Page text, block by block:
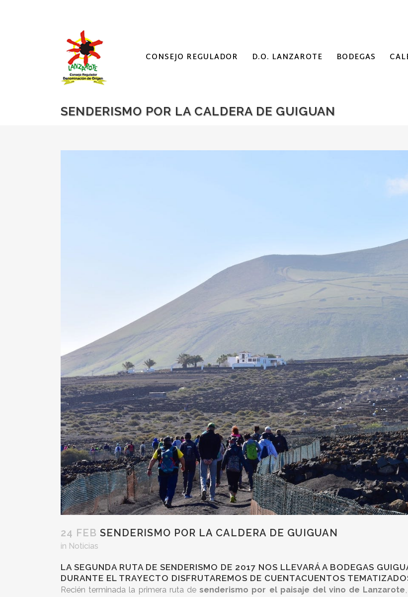
CONSEJO REGULADOR D.O. LANZAROTE BODEGAS
SENDERISMO POR LA CALDERA DE GUIGUAN
24 FEB SENDERISMO POR LA CALDERA DE GUIGUAN
in Noticias
LA SEGUNDA RUTA DE SENDERISMO DE 2017 NOS LLEVARÁ A BODEGAS
DURANTE EL TRAYECTO DISFRUTAREMOS DE CUENTACUENTOS
Recién terminada la primera ruta desenderismo por el paisaje del vino de Lanzarote